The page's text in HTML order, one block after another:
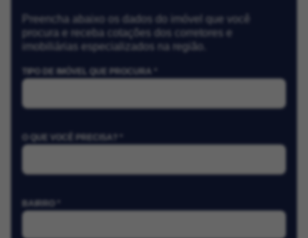
Preencha abaixo os dados do imóvel que você
procura e receba cotações dos corretores e
imobiliárias especializados na região.
TIPO DE IMÓVEL QUE PROCURA *
O QUE VOCÊ PRECISA? *
BAIRRO *